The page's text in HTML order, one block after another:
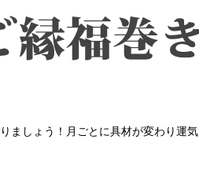
ましょう！月ごとに具材が変わり運気